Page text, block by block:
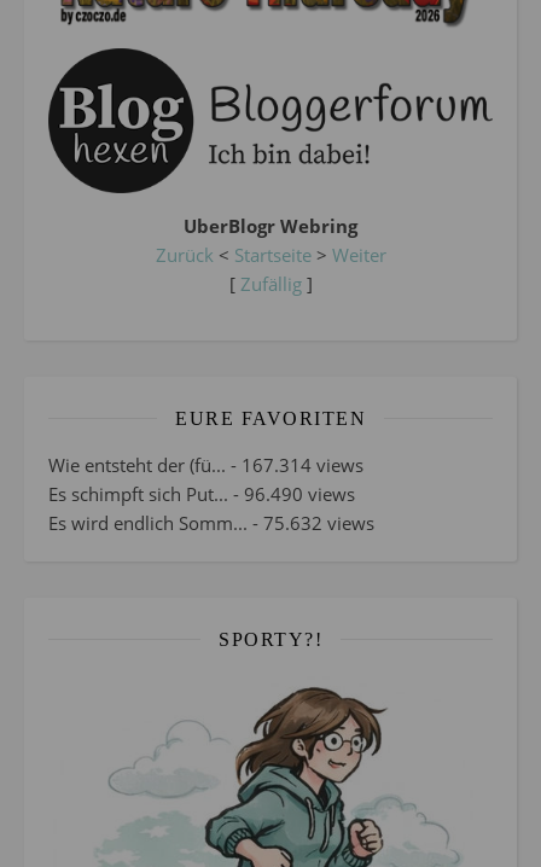
UberBlogr Webring
Zurück < Startseite> Weiter
[ Zufällig]
EURE FAVORITEN
Wie entsteht der (fü... - 167.314 views
Es schimpft sich Put... - 96.490 views
Es wird endlich Somm... - 75.632 views
SPORTY?!